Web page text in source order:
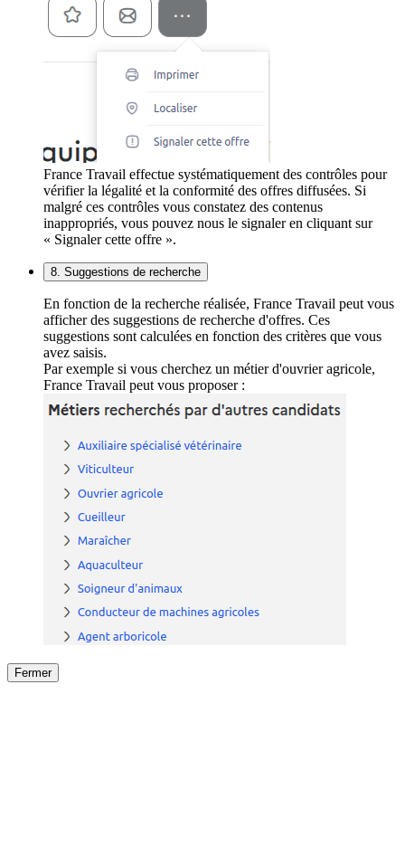
France Travail effectue systématiquement des contrôles pour
vérifier la légalité et la conformité des offres diffusées. Si
malgré ces contrôles vous constatez des contenus
inappropriés, vous pouvez nous le signaler en cliquant sur
« Signaler cette offre ».
8. Suggestions de recherche
En fonction de la recherche réalisée, France Travail peut vous
afficher des suggestions de recherche d'offres. Ces
suggestions sont calculées en fonction des critères que vous
avez saisis.
Par exemple si vous cherchez un métier d'ouvrier agricole,
France Travail peut vous proposer :
Fermer